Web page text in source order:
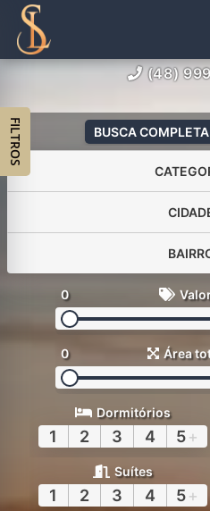
(48)
BUSCA COMPLETA
0
0 Área
Dormitórios
1 2 3 4 5+
Suítes
1 2 3 4 5+
FILTROS